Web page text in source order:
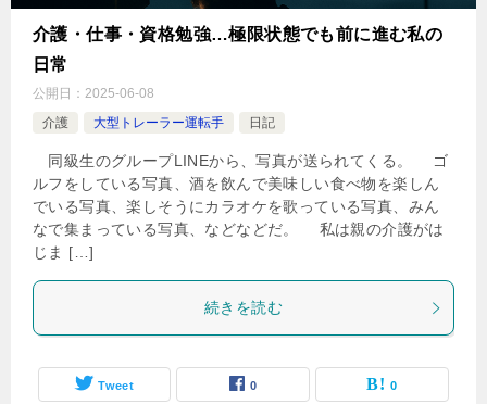
介護・仕事・資格勉強…極限状態でも前に進む私の
日常
公開日： 2025-06-08
介護
大型トレーラー運転手 日記
同級生のグループLINEから、写真が送られてくる。 ゴ
ルフをしている写真、酒を飲んで美味しい食べ物を楽しん
でいる写真、楽しそうにカラオケを歌っている写真、みん
なで集まっている写真、などなどだ。 私は親の介護がは
じま […]
続きを読む
Tweet 0 0